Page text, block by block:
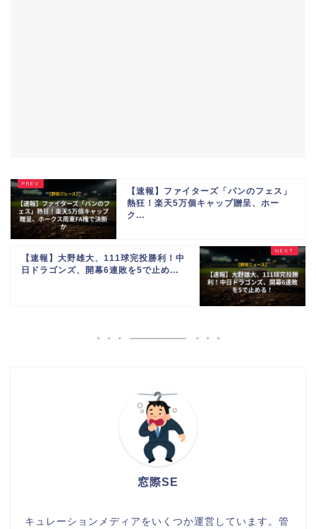
【速報】ファイターズ「パンのフェス」
熱狂！楽天5万個キャップ贈呈、ホー
ク...
【速報】大野雄大、111球完投勝利！中
日ドラゴンズ、開幕6連敗を5で止め...
窓際SE
キュレーションメディアをいくつか運営しています。管